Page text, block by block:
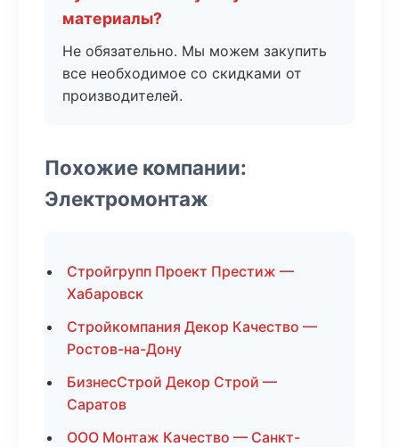
материалы?
Не обязательно. Мы можем закупить
все необходимое со скидками от
производителей.
Похожие компании:
Электромонтаж
Стройгрупп Проект Престиж —
Хабаровск
Стройкомпания Декор Качество —
Ростов-на-Дону
БизнесСтрой Декор Строй —
Саратов
ООО Монтаж Качество — Санкт-